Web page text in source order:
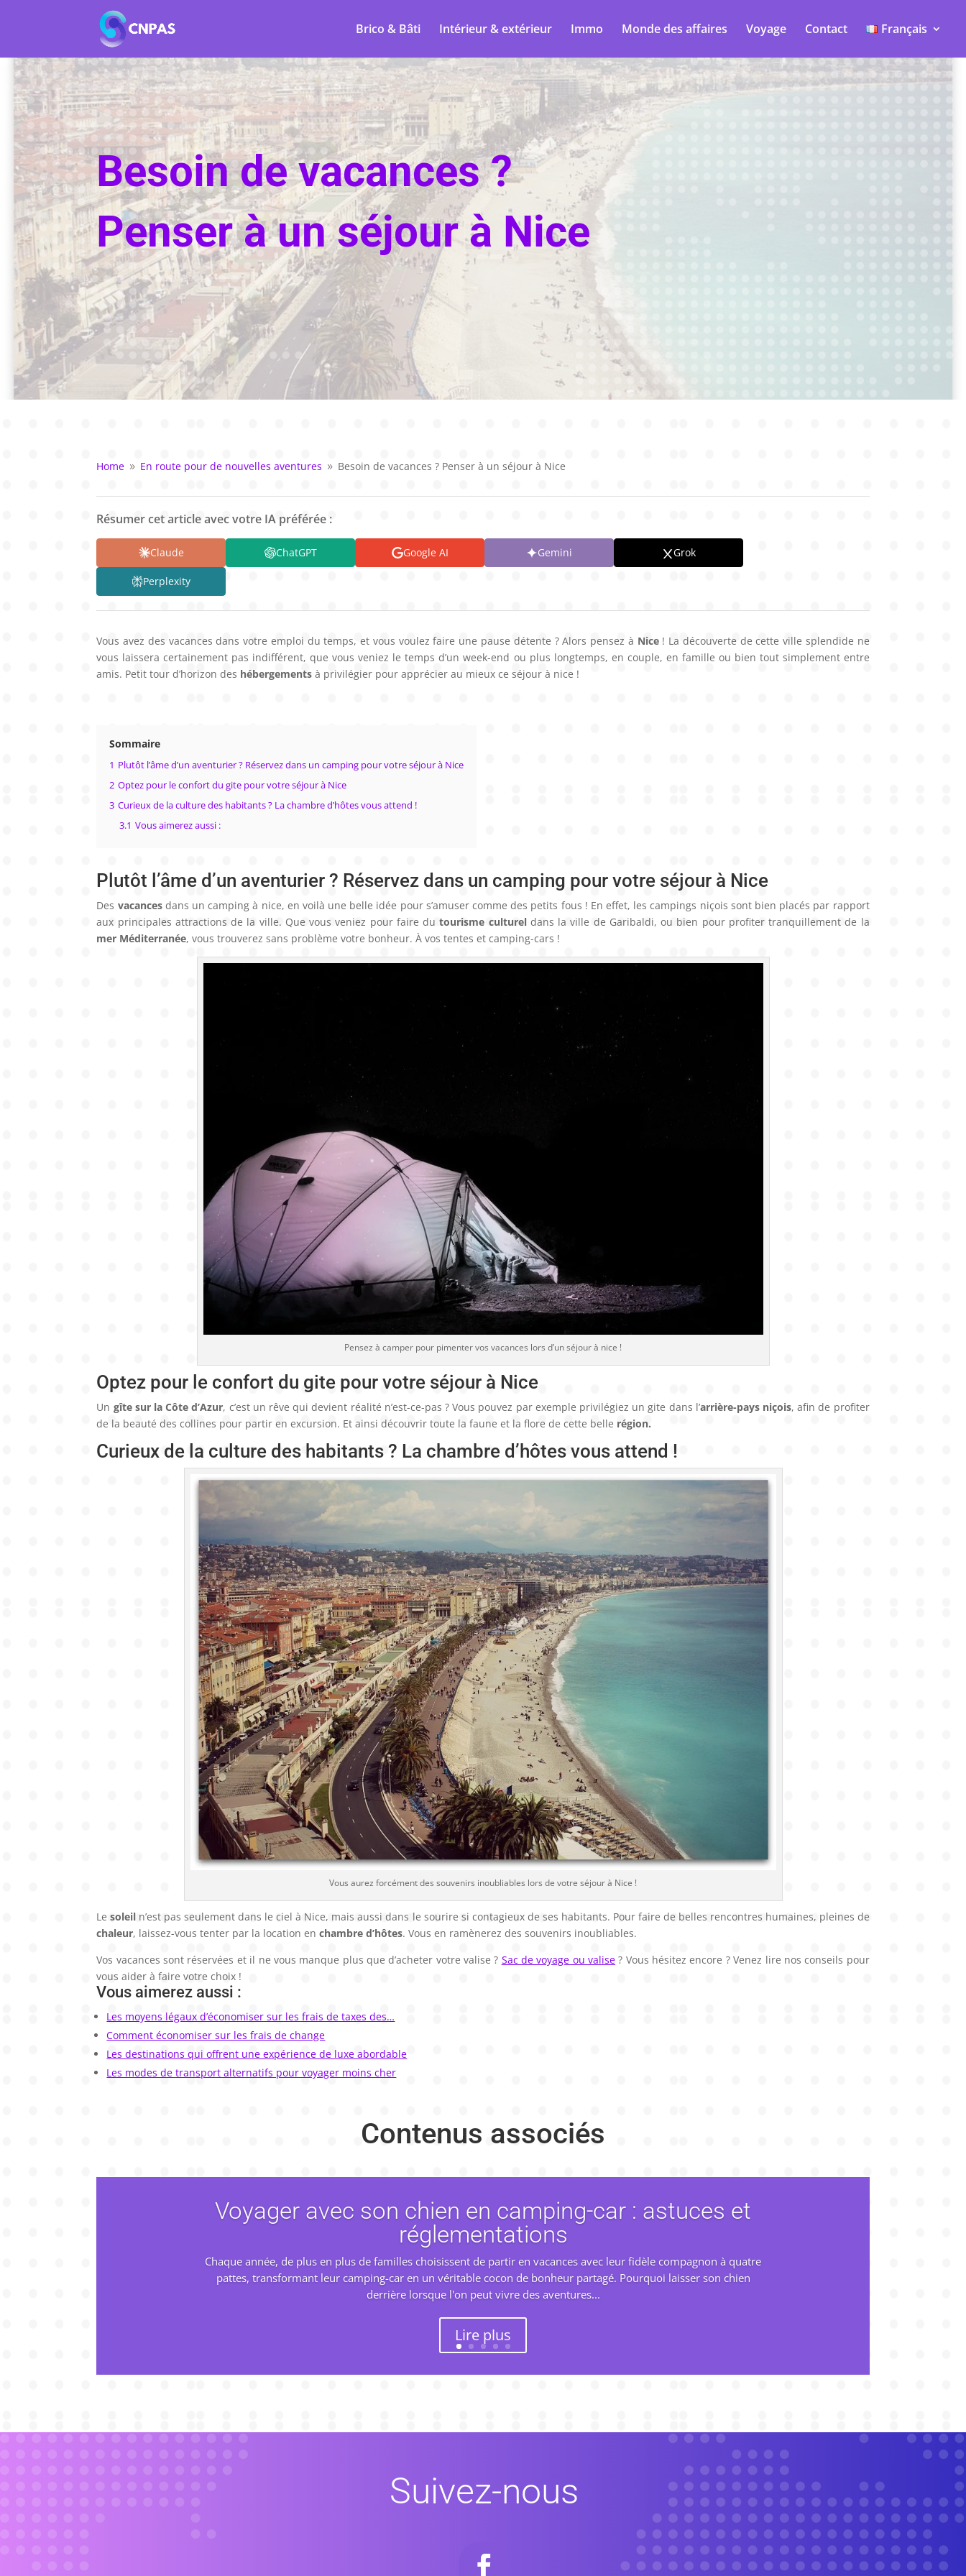
Brico & Bâti Intérieur & extérieur Immo Monde des affaires Voyage Contact Français
Besoin de vacances ?
Penser à un séjour à Nice
Home 9 En route pour de nouvelles aventures 9 Besoin de vacances ? Penser à un séjour à Nice
Résumer cet article avec votre IA préférée :
Claude ChatGPT Google AI Gemini Grok
Perplexity
Vous avez des vacances dans votre emploi du temps, et vous voulez faire une pause détente ? Alors pensez à Nice! La découverte de cette ville splendide ne
vous laissera certainement pas indifférent, que vous veniez le temps d’un week-end ou plus longtemps, en couple, en famille ou bien tout simplement entre
amis. Petit tour d’horizon des hébergements à privilégier pour apprécier au mieux ce séjour à nice !
Sommaire
1 Plutôt l’âme d’un aventurier ? Réservez dans un camping pour votre séjour à Nice
2 Optez pour le confort du gite pour votre séjour à Nice
3 Curieux de la culture des habitants ? La chambre d’hôtes vous attend !
3.1 Vous aimerez aussi :
Plutôt l’âme d’un aventurier ? Réservez dans un camping pour votre séjour à Nice
Des vacancesdans un camping à nice, en voilà une belle idée pour s’amuser comme des petits fous ! En effet, les campings niçois sont bien placés par rapport
aux principales attractions de la ville. Que vous veniez pour faire dutourisme cultureldans la ville de Garibaldi, ou bien pour profiter tranquillement de la
mer Méditerranée, vous trouverez sans problème votre bonheur. À vos tentes et camping-cars !
Pensez à camper pour pimenter vos vacances lors d’un séjour à nice !
Optez pour le confort du gite pour votre séjour à Nice
Un gîte sur la Côte d’Azur, c’est un rêve qui devient réalité n’est-ce-pas ? Vous pouvez par exemple privilégiez un gite dans l’arrière-pays niçois, afin de profiter
de la beauté des collines pour partir en excursion. Et ainsi découvrir toute la faune et la flore de cette belle région.
Curieux de la culture des habitants ? La chambre d’hôtes vous attend !
Vous aurez forcément des souvenirs inoubliables lors de votre séjour à Nice !
Lesoleil n’est pas seulement dans le ciel à Nice, mais aussi dans le sourire si contagieux de ses habitants. Pour faire de belles rencontres humaines, pleines de
chaleur, laissez-vous tenter par la location enchambre d’hôtes. Vous en ramènerez des souvenirs inoubliables.
Vos vacances sont réservées et il ne vous manque plus que d’acheter votre valise ? Sac de voyage ou valise ? Vous hésitez encore ? Venez lire nos conseils pour
vous aider à faire votre choix !
Vous aimerez aussi :
Les moyens légaux d’économiser sur les frais de taxes des…
Comment économiser sur les frais de change
Les destinations qui offrent une expérience de luxe abordable
Les modes de transport alternatifs pour voyager moins cher
Contenus associés
Voyager avec son chien en camping-car : astuces et
réglementations
Chaque année, de plus en plus de familles choisissent de partir en vacances avec leur fidèle compagnon à quatre
pattes, transformant leur camping-car en un véritable cocon de bonheur partagé. Pourquoi laisser son chien
derrière lorsque l'on peut vivre des aventures...
Lire plus
Suivez-nous